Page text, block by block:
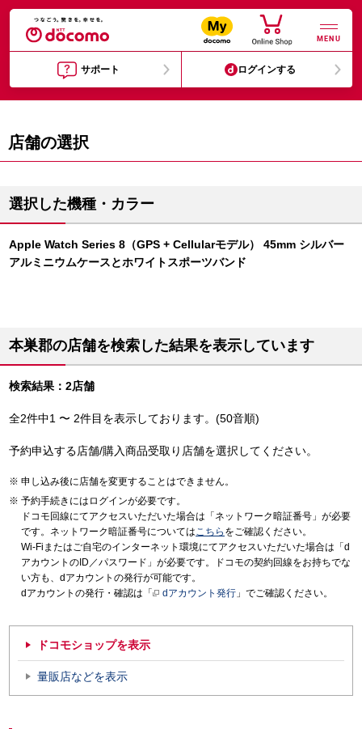
MENU
サポート ログインする
店舗の選択
選択した機種・カラー
Apple Watch Series 8（GPS + Cellularモデル） 45mm シルバー
アルミニウムケースとホワイトスポーツバンド
本巣郡の店舗を検索した結果を表示しています
検索結果：2店舗
全2件中1 〜 2件目を表示しております。(50音順)
予約申込する店舗/購入商品受取り店舗を選択してください。
申し込み後に店舗を変更することはできません。
予約手続きにはログインが必要です。
ドコモ回線にてアクセスいただいた場合は「ネットワーク暗証番号」が必要
です。ネットワーク暗証番号についてはこちら をご確認ください。
Wi-Fiまたはご自宅のインターネット環境にてアクセスいただいた場合は「d
アカウントのID／パスワード」が必要です。ドコモの契約回線をお持ちでな
い方も、dアカウントの発行が可能です。
dアカウントの発行・確認は「
dアカウント発行 」でご確認ください。
ドコモショップを表示
量販店などを表示